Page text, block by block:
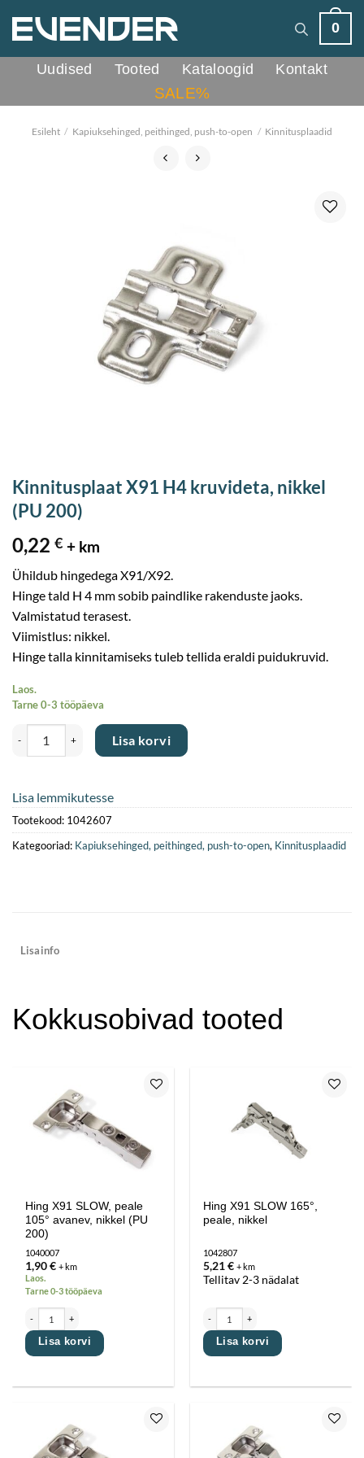
0
Uudised Tooted Kataloogid Kontakt
SALE%
Esileht / Kapiuksehinged, peithinged, push-to-open / Kinnitusplaadid
Kinnitusplaat X91 H4 kruvideta, nikkel
(PU 200)
0,22 € + km
Ühildub hingedega X91/X92.
Hinge tald H 4 mm sobib paindlike rakenduste jaoks.
Valmistatud terasest.
Viimistlus: nikkel.
Hinge talla kinnitamiseks tuleb tellida eraldi puidukruvid.
Laos.
Tarne 0-3 tööpäeva
Kinnitusplaat X91 H4 kruvideta, nikkel (PU 200) kogus
Lisa korvi
Lisa lemmikutesse
Tootekood: 1042607
Kategooriad: Kapiuksehinged, peithinged, push-to-open, Kinnitusplaadid
Lisainfo
Kokkusobivad tooted
Hing X91 SLOW, peale
105° avanev, nikkel (PU
200)
1040007
1,90€ + km
Laos.
Tarne 0-3 tööpäeva
Lisa korvi
Hing X91 SLOW 165°,
peale, nikkel
1042807
5,21€ + km
Tellitav 2-3 nädalat
Lisa korvi